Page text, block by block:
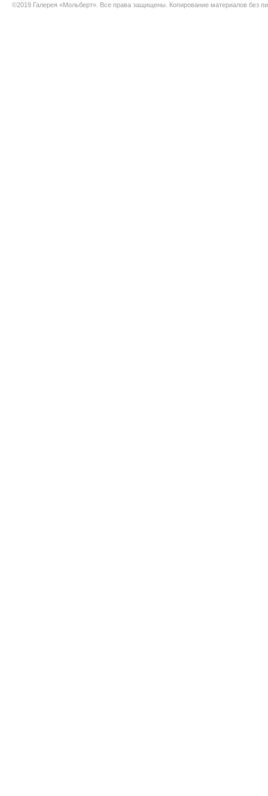
©2019 Галерея «Мольберт». Все права защищены. Копирование материалов без